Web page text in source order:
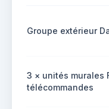
Groupe extérieur
3 × unités murales
télécommandes